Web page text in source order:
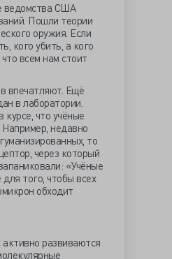
ведомства США
Пошли теории
оружия. Если
кого убить, а кого
всем нам стоит
впечатляют. Ещё
в лаборатории.
что учёные
недавно
то
через который
«Учёные
того, чтобы всех
обходит
развиваются